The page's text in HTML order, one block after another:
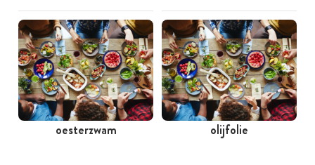
oesterzwam olijfolie